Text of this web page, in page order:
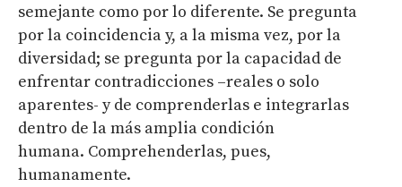
semejante como por lo diferente. Se pregunta
por la coincidencia y, a la misma vez, por la
diversidad; se pregunta por la capacidad de
enfrentar contradicciones –reales o solo
aparentes- y de comprenderlas e integrarlas
dentro de la más amplia condición
humana. Comprehenderlas, pues,
humanamente.